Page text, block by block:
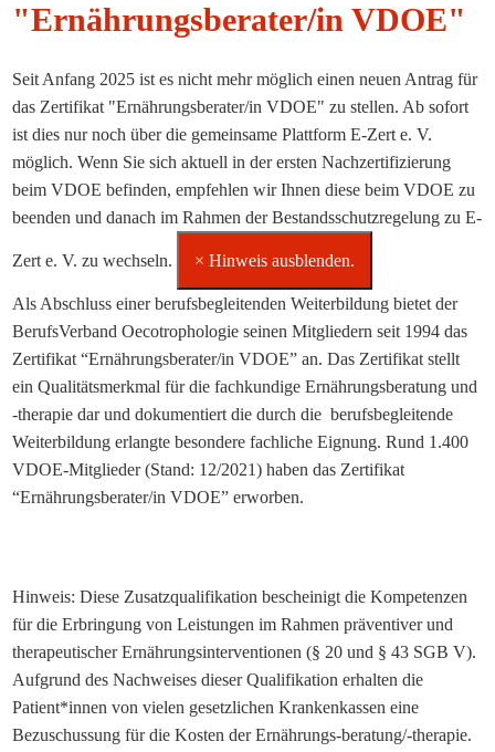
"Ernährungsberater/in VDOE"
Seit Anfang 2025 ist es nicht mehr möglich einen neuen Antrag für
das Zertifikat "Ernährungsberater/in VDOE" zu stellen. Ab sofort
ist dies nur noch über die gemeinsame Plattform E-Zert e. V.
möglich. Wenn Sie sich aktuell in der ersten Nachzertifizierung
beim VDOE befinden, empfehlen wir Ihnen diese beim VDOE zu
beenden und danach im Rahmen der Bestandsschutzregelung zu E-
Zert e. V. zu wechseln. × Hinweis ausblenden.
Als Abschluss einer berufsbegleitenden Weiterbildung bietet der
BerufsVerband Oecotrophologie seinen Mitgliedern seit 1994 das
Zertifikat “Ernährungsberater/in VDOE” an. Das Zertifikat stellt
ein Qualitätsmerkmal für die fachkundige Ernährungsberatung und
-therapie dar und dokumentiert die durch die berufsbegleitende
Weiterbildung erlangte besondere fachliche Eignung. Rund 1.400
VDOE-Mitglieder (Stand: 12/2021) haben das Zertifikat
“Ernährungsberater/in VDOE” erworben.
Hinweis: Diese Zusatzqualifikation bescheinigt die Kompetenzen
für die Erbringung von Leistungen im Rahmen präventiver und
therapeutischer Ernährungsinterventionen (§ 20 und § 43 SGB V).
Aufgrund des Nachweises dieser Qualifikation erhalten die
Patient*innen von vielen gesetzlichen Krankenkassen eine
Bezuschussung für die Kosten der Ernährungs-beratung/-therapie.